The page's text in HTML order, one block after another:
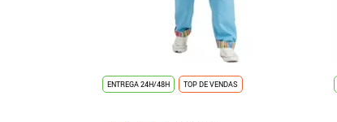
ENTREGA 24H/48H TOP DE VENDAS